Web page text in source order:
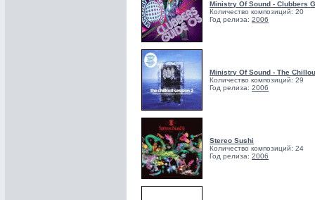
Ministry Of Sound - Clubbers
Количество композиций: 20
Год релиза: 2006
Ministry Of Sound - The
Количество композиций: 29
Год релиза: 2006
Stereo Sushi
Количество композиций: 24
Год релиза: 2006